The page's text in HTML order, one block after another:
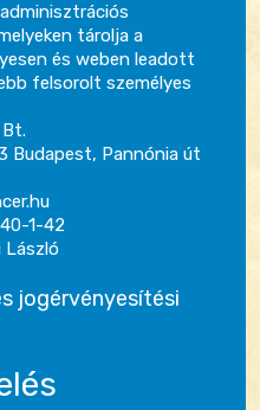
tárolja a
és weben leadott
felsorolt személyes
Bt.
Budapest, Pannónia út
1-42
László
jogérvényesítési